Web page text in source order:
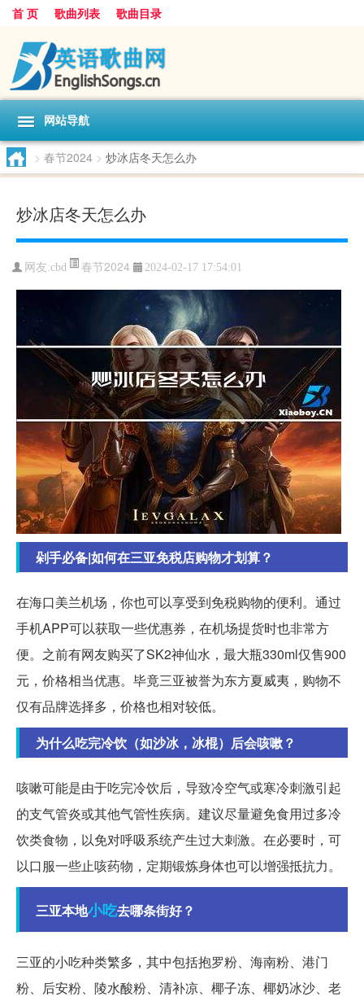
首 页 歌曲列表 歌曲目录
网站导航
> 春节2024 > 炒冰店冬天怎么办
炒冰店冬天怎么办
网友:cbd 春节2024 2024-02-17 17:54:01
剁手必备|如何在三亚免税店购物才划算？
在海口美兰机场，你也可以享受到免税购物的便利。通过
手机APP可以获取一些优惠券，在机场提货时也非常方
便。之前有网友购买了SK2神仙水，最大瓶330ml仅售900
元，价格相当优惠。毕竟三亚被誉为东方夏威夷，购物不
仅有品牌选择多，价格也相对较低。
为什么吃完冷饮（如沙冰，冰棍）后会咳嗽？
咳嗽可能是由于吃完冷饮后，导致冷空气或寒冷刺激引起
的支气管炎或其他气管性疾病。建议尽量避免食用过多冷
饮类食物，以免对呼吸系统产生过大刺激。在必要时，可
以口服一些止咳药物，定期锻炼身体也可以增强抵抗力。
三亚本地小吃去哪条街好？
三亚的小吃种类繁多，其中包括抱罗粉、海南粉、港门
粉、后安粉、陵水酸粉、清补凉、椰子冻、椰奶冰沙、老